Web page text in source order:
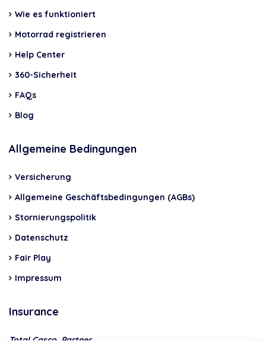
Wie es funktioniert
Motorrad registrieren
Help Center
360-Sicherheit
FAQs
Blog
Allgemeine Bedingungen
Versicherung
Allgemeine Geschäftsbedingungen (AGBs)
Stornierungspolitik
Datenschutz
Fair Play
Impressum
Insurance